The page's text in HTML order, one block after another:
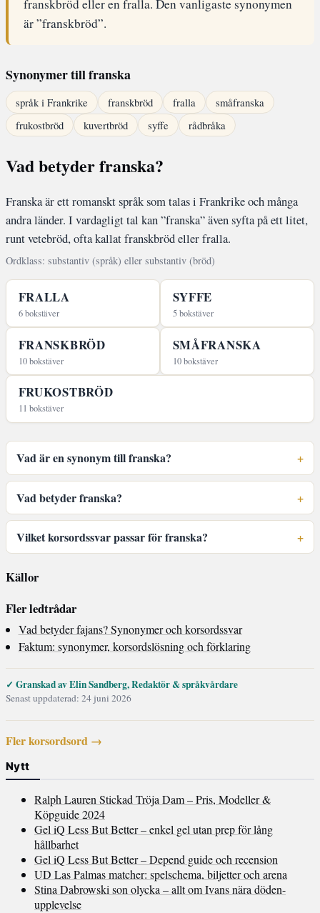
franskbröd eller en fralla. Den vanligaste synonymen
är ”franskbröd”.
Synonymer till franska
språk i Frankrike franskbröd fralla
småfranska
frukostbröd
kuvertbröd syffe rådbråka
Vad betyder franska?
Franska är ett romanskt språk som talas i Frankrike och många
andra länder. I vardagligt tal kan ”franska” även syfta på ett litet,
runt vetebröd, ofta kallat franskbröd eller fralla.
Ordklass: substantiv (språk) eller substantiv (bröd)
FRALLA
6 bokstäver
SYFFE
5 bokstäver
FRANSKBRÖD
10 bokstäver
SMÅFRANSKA
10 bokstäver
FRUKOSTBRÖD
11 bokstäver
Vad är en synonym till franska?
Vad betyder franska?
Vilket korsordssvar passar för franska?
Källor
Fler ledtrådar
Vad betyder fajans? Synonymer och korsordssvar
Faktum: synonymer, korsordslösning och förklaring
✓ Granskad av Elin Sandberg, Redaktör & språkvårdare
Senast uppdaterad: 24 juni 2026
Fler korsordsord →
Nytt
Ralph Lauren Stickad Tröja Dam – Pris, Modeller &
Köpguide 2024
Gel iQ Less But Better – enkel gel utan prep för lång
hållbarhet
Gel iQ Less But Better – Depend guide och recension
UD Las Palmas matcher: spelschema, biljetter och arena
Stina Dabrowski son olycka – allt om Ivans nära döden-
upplevelse